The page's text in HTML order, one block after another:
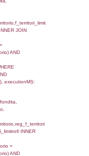
FROM
ON
=
=
AND